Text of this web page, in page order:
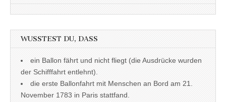
WUSSTEST DU, DASS
ein Ballon fährt und nicht fliegt (die Ausdrücke wurden
der Schifffahrt entlehnt).
die erste Ballonfahrt mit Menschen an Bord am 21.
November 1783 in Paris stattfand.